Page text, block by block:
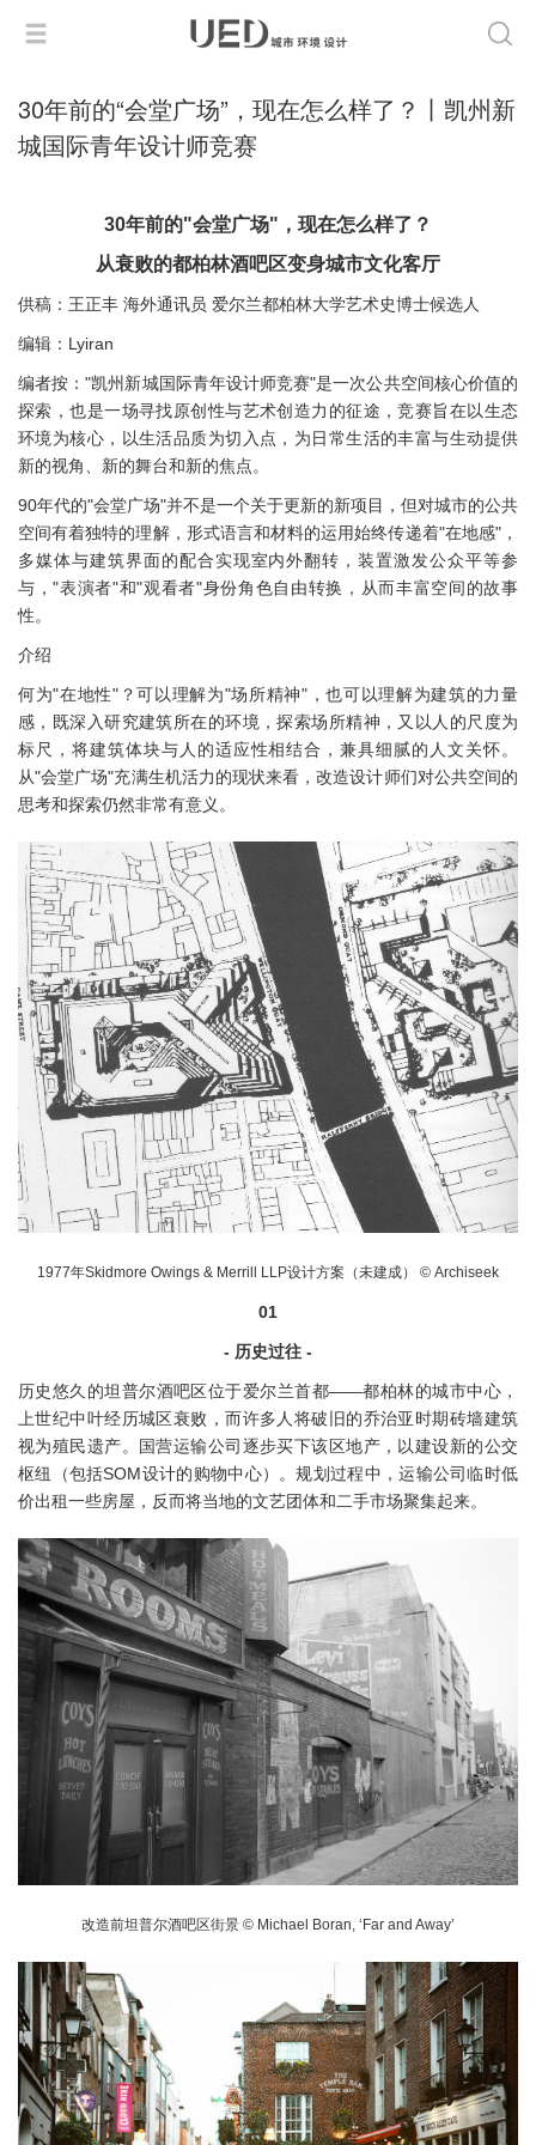
30年前的“会堂广场”，现在怎么样了？丨凯州新
城国际青年设计师竞赛
30年前的"会堂广场"，现在怎么样了？
从衰败的都柏林酒吧区变身城市文化客厅
供稿：王正丰 海外通讯员 爱尔兰都柏林大学艺术史博士候选人
编辑：Lyiran
编者按："凯州新城国际青年设计师竞赛"是一次公共空间核心价值的
探索，也是一场寻找原创性与艺术创造力的征途，竞赛旨在以生态
环境为核心，以生活品质为切入点，为日常生活的丰富与生动提供
新的视角、新的舞台和新的焦点。
90年代的"会堂广场"并不是一个关于更新的新项目，但对城市的公共
空间有着独特的理解，形式语言和材料的运用始终传递着"在地感"，
多媒体与建筑界面的配合实现室内外翻转，装置激发公众平等参
与，"表演者"和"观看者"身份角色自由转换，从而丰富空间的故事
性。
介绍
何为"在地性"？可以理解为"场所精神"，也可以理解为建筑的力量
感，既深入研究建筑所在的环境，探索场所精神，又以人的尺度为
标尺，将建筑体块与人的适应性相结合，兼具细腻的人文关怀。
从"会堂广场"充满生机活力的现状来看，改造设计师们对公共空间的
思考和探索仍然非常有意义。
1977年Skidmore Owings & Merrill LLP设计方案（未建成） © Archiseek
01
- 历史过往 -
历史悠久的坦普尔酒吧区位于爱尔兰首都——都柏林的城市中心，
上世纪中叶经历城区衰败，而许多人将破旧的乔治亚时期砖墙建筑
视为殖民遗产。国营运输公司逐步买下该区地产，以建设新的公交
枢纽（包括SOM设计的购物中心）。规划过程中，运输公司临时低
价出租一些房屋，反而将当地的文艺团体和二手市场聚集起来。
改造前坦普尔酒吧区街景 © Michael Boran, ‘Far and Away’